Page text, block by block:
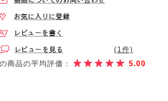
(1件)
商品の平均評価：
5.00